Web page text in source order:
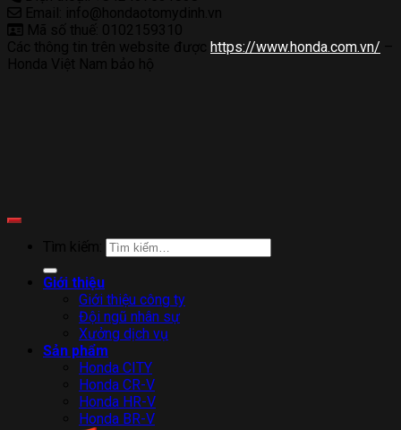
https://www.honda.com.vn/
Giới thiệu
Giới thiệu công ty
Đội ngũ nhân sự
Xưởng dịch vụ
Sản phẩm
Honda CITY
Honda CR-V
Honda HR-V
Honda BR-V